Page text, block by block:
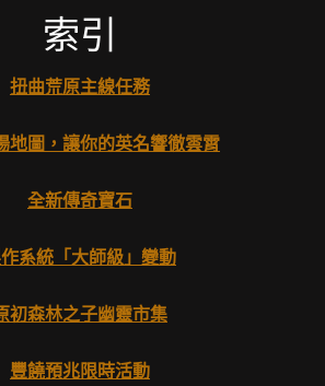
索引
扭曲荒原主線任務
地圖，讓你的英名響徹雲霄
全新傳奇寶石
系統「大師級」變動
初森林之子幽靈市集
豐饒預兆限時活動